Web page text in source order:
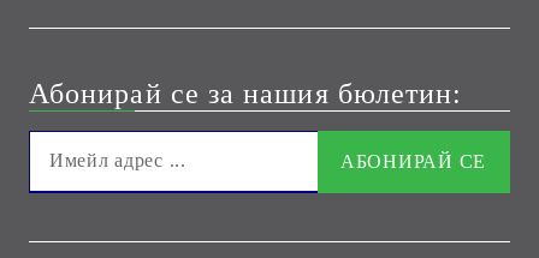
Абонирай се за нашия бюлетин: